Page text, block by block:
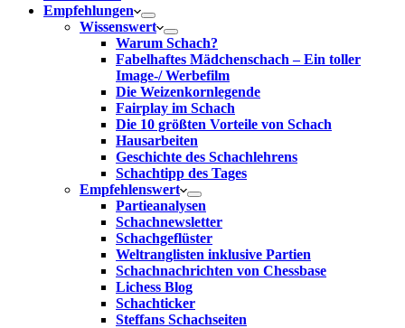
Empfehlungen
Wissenswert
Warum Schach?
Fabelhaftes Mädchenschach – Ein toller
Image-/ Werbefilm
Die Weizenkornlegende
Fairplay im Schach
Die 10 größten Vorteile von Schach‎
Hausarbeiten
Geschichte des Schachlehrens
Schachtipp des Tages
Empfehlenswert
Partieanalysen
Schachnewsletter
Schachgeflüster
Weltranglisten inklusive Partien
Schachnachrichten von Chessbase
Lichess Blog
Schachticker
Steffans Schachseiten